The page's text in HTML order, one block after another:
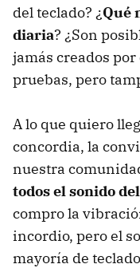
del teclado? ¿Qué
diaria? ¿Son
jamás creados
pruebas, pero
A lo que quiero
concordia, la
nuestra
todos el sonido
compro la
incordio, pero el
mayoría de